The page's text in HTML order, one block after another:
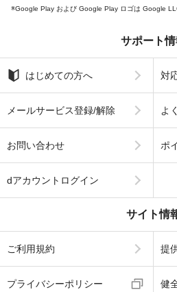
Google Play および Google Play ロゴは Google
サポート情
はじめての方へ 対
メールサービス登録/解除 よ
お問い合わせ ポ
dアカウントログイン
サイト情
ご利用規約 提
プライバシーポリシー 健